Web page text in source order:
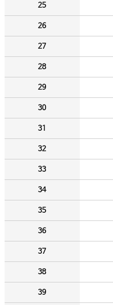
25
26
27
28
29
30
31
32
33
34
35
36
37
38
39